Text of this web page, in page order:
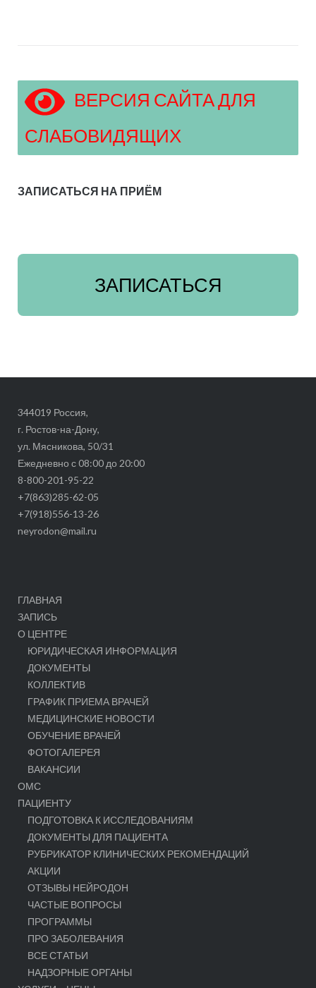
ВЕРСИЯ САЙТА ДЛЯ
СЛАБОВИДЯЩИХ
ЗАПИСАТЬСЯ НА ПРИЁМ
ЗАПИСАТЬСЯ
344019 Россия,
г. Ростов-на-Дону,
ул. Мясникова, 50/31
Ежедневно с 08:00 до 20:00
8-800-201-95-22
+7(863)285-62-05
+7(918)556-13-26
neyrodon@mail.ru
ГЛАВНАЯ
ЗАПИСЬ
О ЦЕНТРЕ
ЮРИДИЧЕСКАЯ ИНФОРМАЦИЯ
ДОКУМЕНТЫ
КОЛЛЕКТИВ
ГРАФИК ПРИЕМА ВРАЧЕЙ
МЕДИЦИНСКИЕ НОВОСТИ
ОБУЧЕНИЕ ВРАЧЕЙ
ФОТОГАЛЕРЕЯ
ВАКАНСИИ
ОМС
ПАЦИЕНТУ
ПОДГОТОВКА К ИССЛЕДОВАНИЯМ
ДОКУМЕНТЫ ДЛЯ ПАЦИЕНТА
РУБРИКАТОР КЛИНИЧЕСКИХ РЕКОМЕНДАЦИЙ
АКЦИИ
ОТЗЫВЫ НЕЙРОДОН
ЧАСТЫЕ ВОПРОСЫ
ПРОГРАММЫ
ПРО ЗАБОЛЕВАНИЯ
ВСЕ СТАТЬИ
НАДЗОРНЫЕ ОРГАНЫ